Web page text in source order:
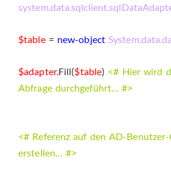
$table= new-object
$adapter.Fill($table) <# Hier wird
Abfrage durchgeführt… #>
<# Referenz auf den AD-
erstellen… #>